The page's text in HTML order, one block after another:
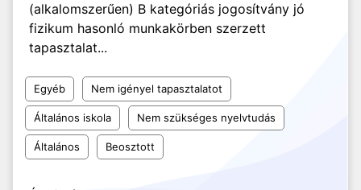
(alkalomszerűen) B kategóriás jogosítvány jó
fizikum hasonló munkakörben szerzett
tapasztalat...
Egyéb Nem igényel tapasztalatot
Általános iskola Nem szükséges nyelvtudás
Általános Beosztott